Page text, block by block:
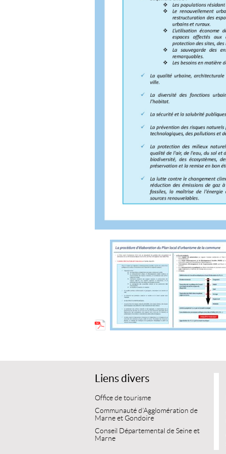
Liens divers
Office de tourisme
Communauté d’Agglomération de
Marne et Gondoire
Conseil Départemental de Seine et
Marne